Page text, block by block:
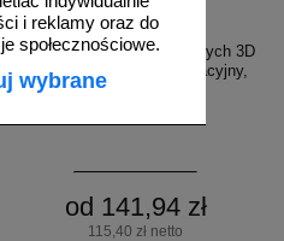
i reklamy oraz do
społecznościowe.
wybrane
BD005
Miejsce zbiórki ewakuowanych 3D
- 25x31 cm - znak ewakuacyjny,
przestrzenny 3D
od 141,94 zł
115,40 zł netto